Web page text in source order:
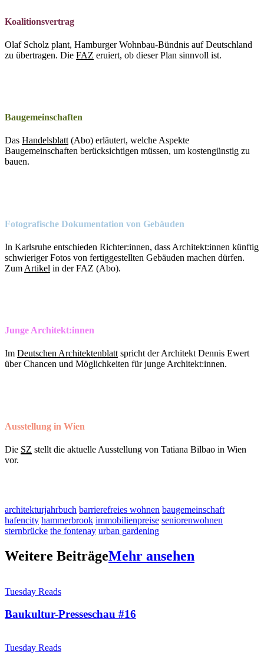
Koalitionsvertrag
Olaf Scholz plant, Hamburger Wohnbau-Bündnis auf Deutschland
zu übertragen. Die FAZ eruiert, ob dieser Plan sinnvoll ist.
Baugemeinschaften
Das Handelsblatt (Abo) erläutert, welche Aspekte
Baugemeinschaften berücksichtigen müssen, um kostengünstig zu
bauen.
Fotografische Dokumentation von Gebäuden
In Karlsruhe entschieden Richter:innen, dass Architekt:innen künftig
schwieriger Fotos von fertiggestellten Gebäuden machen dürfen.
Zum Artikel in der FAZ (Abo).
Junge Architekt:innen
Im Deutschen Architektenblatt spricht der Architekt Dennis Ewert
über Chancen und Möglichkeiten für junge Architekt:innen.
Ausstellung in Wien
Die SZ stellt die aktuelle Ausstellung von Tatiana Bilbao in Wien
vor.
architekturjahrbuch barrierefreies wohnen baugemeinschaft
hafencity hammerbrook immobilienpreise seniorenwohnen
sternbrücke the fontenay urban gardening
Weitere BeiträgeMehr ansehen
Tuesday Reads
Baukultur-Presseschau #16
Tuesday Reads